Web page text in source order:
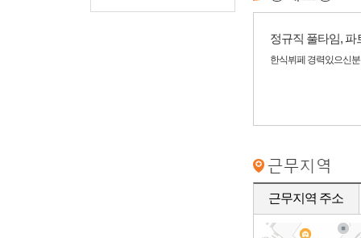
정규직 풀타임, 파
한식뷔페 경력있으신
근무지역 주소